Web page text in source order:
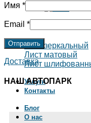
Лист зеркальный
Лист матовый
Лист
Услуги
Контакты
Блог
О нас
Имя *
Email *
Доставка
НАШ АВТОПАРК